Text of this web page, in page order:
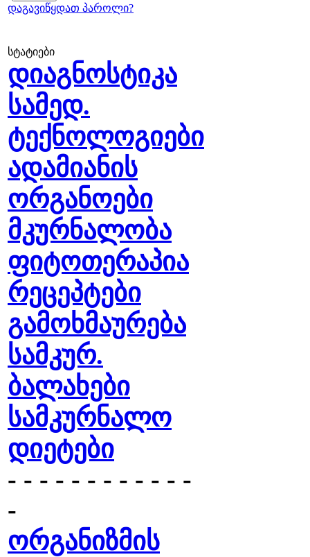
დაგავიწყდათ პაროლი?
სტატიები
დიაგნოსტიკა
სამედ.
ტექნოლოგიები
ადამიანის
ორგანოები
მკურნალობა
ფიტოთერაპია
რეცეპტები
გამოხმაურება
სამკურ.
ბალახები
სამკურნალო
დიეტები
- - - - - - - - - - - -
-
ორგანიზმის